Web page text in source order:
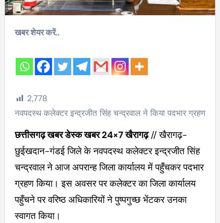
खबर शेयर करें..
2,778
नवपदस्थ कलेक्टर इन्द्रजीत सिंह चन्द्रवाल ने किया पदभार ग्रहण
छत्तीसगढ़ खबर डेस्क खबर 24×7 खैरागढ़//खैरागढ़-
छुईखदान-गंडई जिले के नवपदस्थ कलेक्टर इन्द्रजीत सिंह
चन्द्रवाल ने आज अपरान्ह जिला कार्यालय में पहुँचकर पदभार
ग्रहण किया। इस अवसर पर कलेक्टर का जिला कार्यालय
पहुँचने पर वरिष्ठ अधिकारियों ने पुष्पगुच्छ भेंटकर उनका
स्वागत किया।